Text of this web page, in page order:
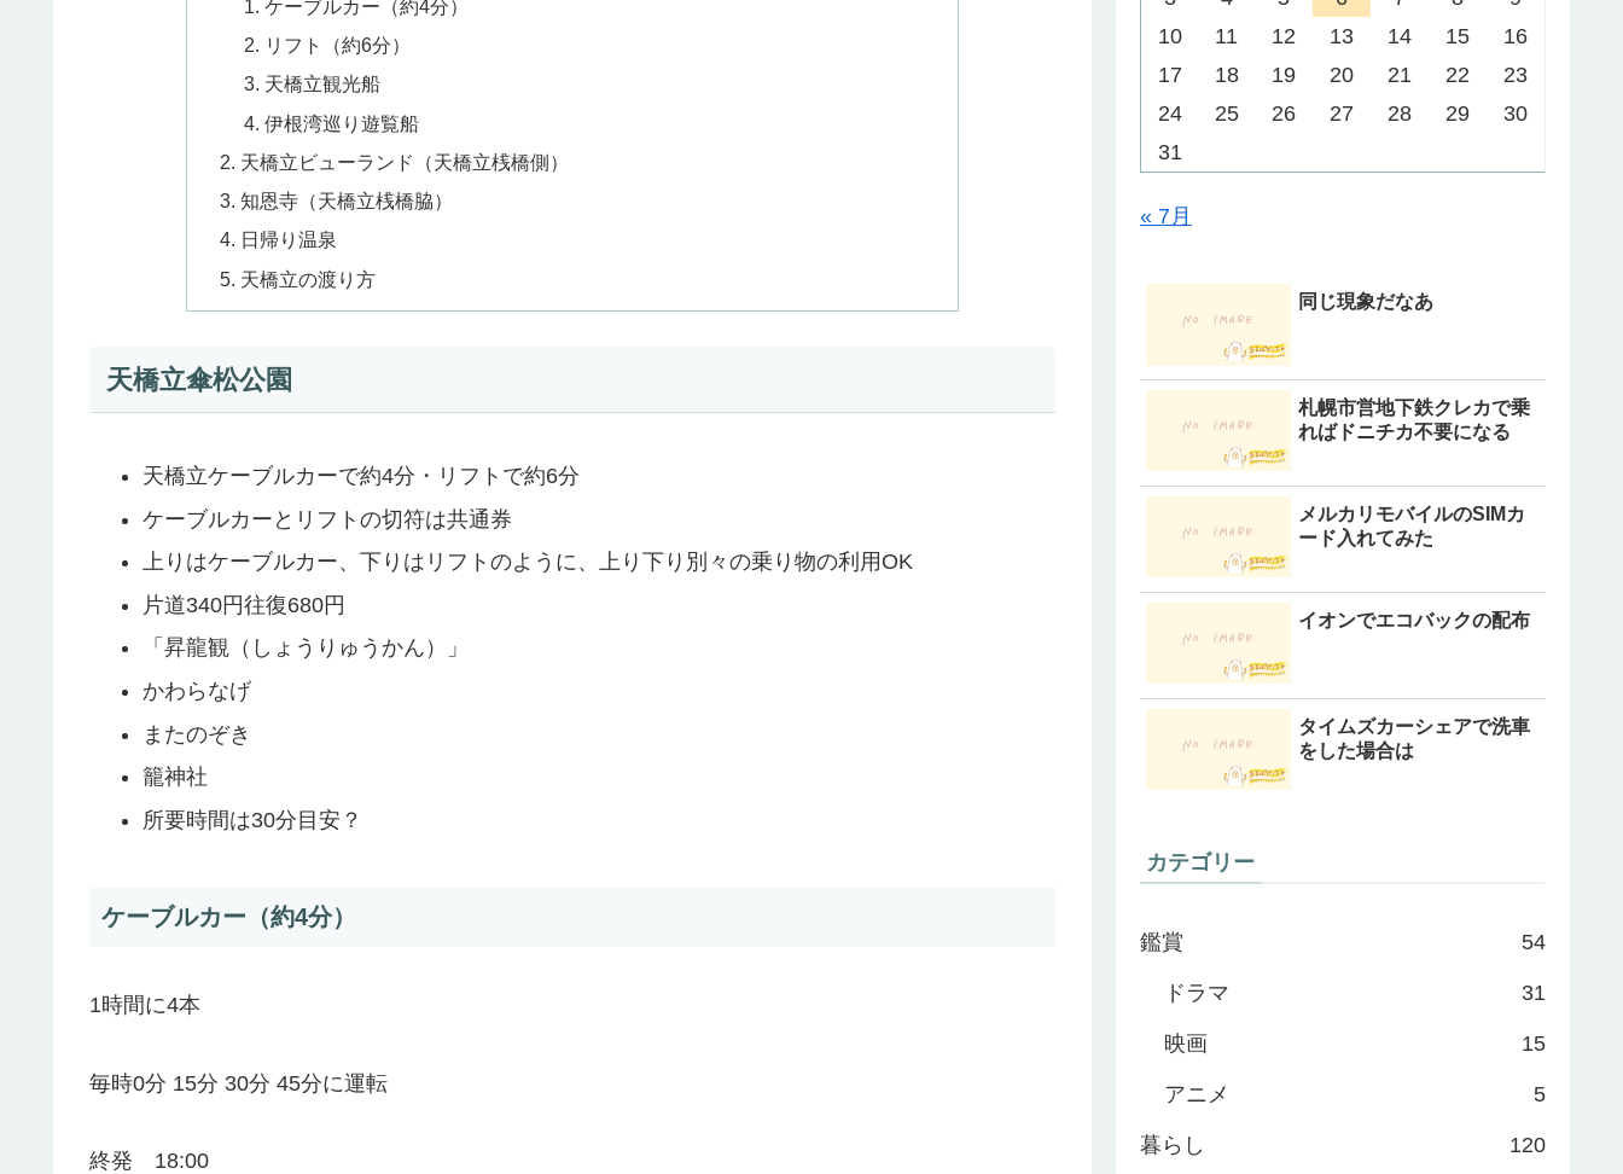
ケーブルカー（約4分）
リフト（約6分）
天橋立観光船
伊根湾巡り遊覧船
天橋立ビューランド（天橋立桟橋側）
知恩寺（天橋立桟橋脇）
日帰り温泉
天橋立の渡り方
天橋立傘松公園
天橋立ケーブルカーで約4分・リフトで約6分
ケーブルカーとリフトの切符は共通券
上りはケーブルカー、下りはリフトのように、上り下り別々の乗り物の利用OK
片道340円往復680円
「昇龍観（しょうりゅうかん）」
かわらなげ
またのぞき
籠神社
所要時間は30分目安？
ケーブルカー（約4分）
1時間に4本
毎時0分 15分 30分 45分に運転
終発 18:00
10
11 12 13 14 15
16
17
18 19 20 21 22
23
24
25 26 27 28 29
30
31
« 7月
同じ現象だなあ
札幌市営地下鉄クレカで乗
ればドニチカ不要になる
メルカリモバイルのSIMカ
ード入れてみた
イオンでエコバックの配布
タイムズカーシェアで洗車
をした場合は
カテゴリー
鑑賞 54
ドラマ 31
映画 15
アニメ 5
暮らし 120